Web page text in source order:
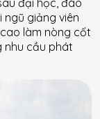
đại học, đào
giảng viên
làm nòng cốt
nhu cầu phát